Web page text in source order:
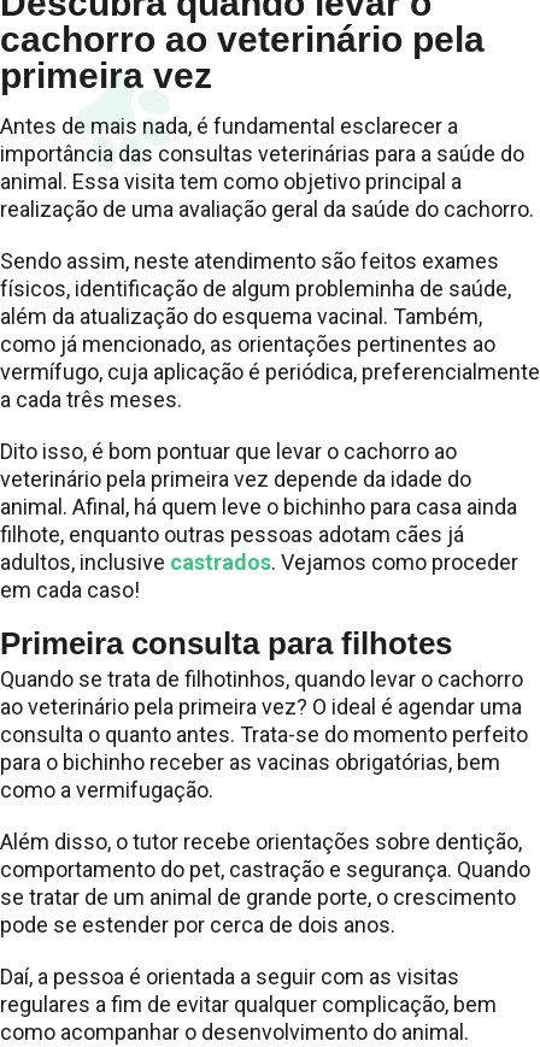
cachorro ao veterinário pela
primeira vez
Antes de mais nada, é fundamental esclarecer a
importância das consultas veterinárias para a saúde do
animal. Essa visita tem como objetivo principal a
realização de uma avaliação geral da saúde do cachorro.
Sendo assim, neste atendimento são feitos exames
físicos, identificação de algum probleminha de saúde,
além da atualização do esquema vacinal. Também,
como já mencionado, as orientações pertinentes ao
vermífugo, cuja aplicação é periódica, preferencialmente
a cada três meses.
Dito isso, é bom pontuar que levar o cachorro ao
veterinário pela primeira vez depende da idade do
animal. Afinal, há quem leve o bichinho para casa ainda
filhote, enquanto outras pessoas adotam cães já
adultos, inclusive castrados. Vejamos como proceder
em cada caso!
Primeira consulta para filhotes
Quando se trata de filhotinhos, quando levar o cachorro
ao veterinário pela primeira vez? O ideal é agendar uma
consulta o quanto antes. Trata-se do momento perfeito
para o bichinho receber as vacinas obrigatórias, bem
como a vermifugação.
Além disso, o tutor recebe orientações sobre dentição,
comportamento do pet, castração e segurança. Quando
se tratar de um animal de grande porte, o crescimento
pode se estender por cerca de dois anos.
Daí, a pessoa é orientada a seguir com as visitas
regulares a fim de evitar qualquer complicação, bem
como acompanhar o desenvolvimento do animal.